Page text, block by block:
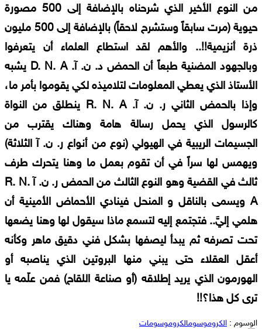
من النوع الأخير الذي شرحناه بالإضافة إلى 500 مصورة
حيوية (مرت سابقاً وستشرح لاحقاً) بالإضافة إلى 500 مليون
ذرة أنزيمية!!.. والأهم لقد استطاع العلماء أن يتعرفوا
وبالجهود المضنية طبعاً أن الحمض د. ن. آ. D. N. A يشبه
الأستاذ الذي يعطي المعلومات لتلاميذه لكي يقوموا بأمر ما،
وإذا بالحمض الثاني ر. ن. آ. R. N. A ينطلق من النواة
كالرسول الذي يحمل رسالة هامة وهناك يقترب من
الجسيمات الريبية في الهيولي (نوع من أنواع ر. ن. آ الثلاثة)
ويهمس لها سراً في أن تقوم بعمل ما وهنا يتحرك طرف
ثالث في القضية وهو النوع الثالث من الحمض ر. ن. آ R. N.
A ويسمى بالناقل و المنحل فينادي الأحماض الأمينية أن
هلمي إليَّ.. فتجتمع إليه لتسمع ماذا سيقول لها وهنا يضعها
تحت تصرفه ثم يبدأ ليصفها بشكل فني دقيق ماهر وكأنه
أعقل العقلاء حتى يبني منها البروتين الذي يناصبه أو
الهورمون الذي يريد إطلاقه (أو صناعة اللقاح) فمن علّمه يا
ترى كل هذا؟!!
الوسوم : الكروموسومالكروموسومات